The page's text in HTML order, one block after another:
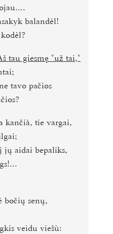
balandėl!
tau giesmę už tai,
tavo pačios
kančià, tie vargai,
jų aidai bepaliks,
bočių senų,
veidu viešù: